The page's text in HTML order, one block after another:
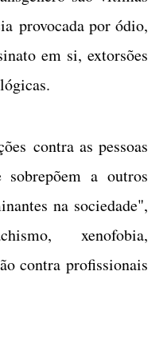
provocada por ódio,
em si, extorsões
contra as pessoas
sobrepõem a outros
na sociedade",
xenofobia,
contra profissionais